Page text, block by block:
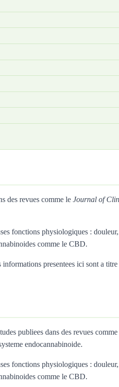
des revues comme le Journal of
fonctions physiologiques :
comme le CBD.
presentees ici sont a
publiees dans des revues comme
endocannabinoide.
fonctions physiologiques :
comme le CBD.